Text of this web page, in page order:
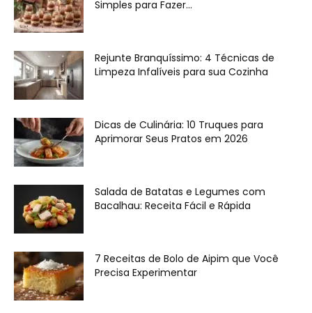
Simples para Fazer...
Rejunte Branquíssimo: 4 Técnicas de
Limpeza Infalíveis para sua Cozinha
Dicas de Culinária: 10 Truques para
Aprimorar Seus Pratos em 2026
Salada de Batatas e Legumes com
Bacalhau: Receita Fácil e Rápida
7 Receitas de Bolo de Aipim que Você
Precisa Experimentar